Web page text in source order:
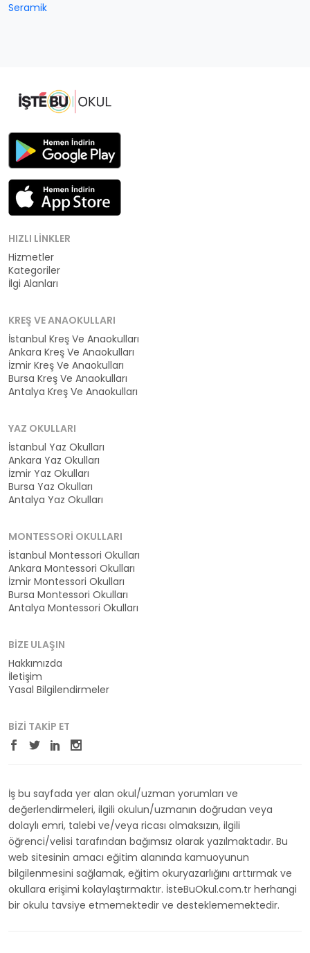
Seramik
HIZLI LINKLER
Hizmetler
Kategoriler
İlgi Alanları
KREŞ VE ANAOKULLARI
İstanbul Kreş Ve Anaokulları
Ankara Kreş Ve Anaokulları
İzmir Kreş Ve Anaokulları
Bursa Kreş Ve Anaokulları
Antalya Kreş Ve Anaokulları
YAZ OKULLARI
İstanbul Yaz Okulları
Ankara Yaz Okulları
İzmir Yaz Okulları
Bursa Yaz Okulları
Antalya Yaz Okulları
MONTESSORI OKULLARI
İstanbul Montessori Okulları
Ankara Montessori Okulları
İzmir Montessori Okulları
Bursa Montessori Okulları
Antalya Montessori Okulları
BIZE ULAŞIN
Hakkımızda
İletişim
Yasal Bilgilendirmeler
BIZI TAKIP ET
İş bu sayfada yer alan okul/uzman yorumları ve
değerlendirmeleri, ilgili okulun/uzmanın doğrudan veya
dolaylı emri, talebi ve/veya ricası olmaksızın, ilgili
öğrenci/velisi tarafından bağımsız olarak yazılmaktadır. Bu
web sitesinin amacı eğitim alanında kamuoyunun
bilgilenmesini sağlamak, eğitim okuryazarlığını arttırmak ve
okullara erişimi kolaylaştırmaktır. İsteBuOkul.com.tr herhangi
bir okulu tavsiye etmemektedir ve desteklememektedir.